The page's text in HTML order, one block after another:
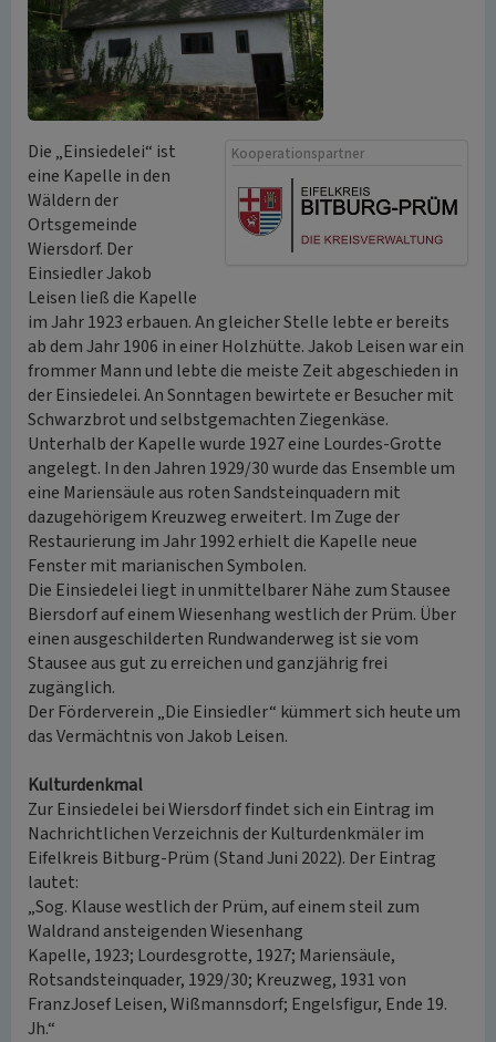
Kooperationspartner
Die „Einsiedelei“ ist
eine Kapelle in den
Wäldern der
Ortsgemeinde
Wiersdorf. Der
Einsiedler Jakob
Leisen ließ die Kapelle
im Jahr 1923 erbauen. An gleicher Stelle lebte er bereits
ab dem Jahr 1906 in einer Holzhütte. Jakob Leisen war ein
frommer Mann und lebte die meiste Zeit abgeschieden in
der Einsiedelei. An Sonntagen bewirtete er Besucher mit
Schwarzbrot und selbstgemachten Ziegenkäse.
Unterhalb der Kapelle wurde 1927 eine Lourdes-Grotte
angelegt. In den Jahren 1929/30 wurde das Ensemble um
eine Mariensäule aus roten Sandsteinquadern mit
dazugehörigem Kreuzweg erweitert. Im Zuge der
Restaurierung im Jahr 1992 erhielt die Kapelle neue
Fenster mit marianischen Symbolen.
Die Einsiedelei liegt in unmittelbarer Nähe zum Stausee
Biersdorf auf einem Wiesenhang westlich der Prüm. Über
einen ausgeschilderten Rundwanderweg ist sie vom
Stausee aus gut zu erreichen und ganzjährig frei
zugänglich.
Der Förderverein „Die Einsiedler“ kümmert sich heute um
das Vermächtnis von Jakob Leisen.
Kulturdenkmal
Zur Einsiedelei bei Wiersdorf findet sich ein Eintrag im
Nachrichtlichen Verzeichnis der Kulturdenkmäler im
Eifelkreis Bitburg-Prüm (Stand Juni 2022). Der Eintrag
lautet:
„Sog. Klause westlich der Prüm, auf einem steil zum
Waldrand ansteigenden Wiesenhang
Kapelle, 1923; Lourdesgrotte, 1927; Mariensäule,
Rotsandsteinquader, 1929/30; Kreuzweg, 1931 von
FranzJosef Leisen, Wißmannsdorf; Engelsfigur, Ende 19.
Jh.“